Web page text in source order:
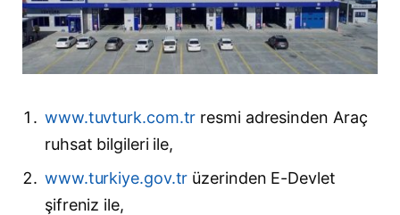
www.tuvturk.com.tr resmi adresinden Araç
ruhsat bilgileri ile,
www.turkiye.gov.tr üzerinden E-Devlet
şifreniz ile,